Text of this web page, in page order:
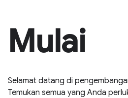
Mulai
Selamat datang di
Temukan semua yang Anda